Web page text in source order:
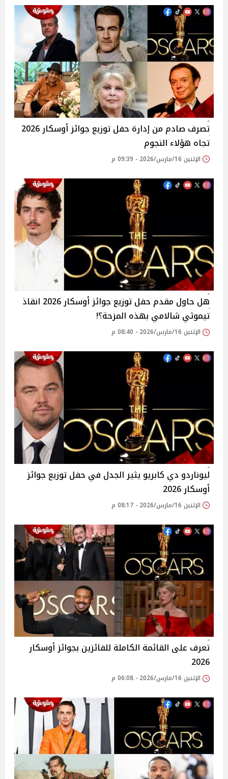
تصرف صادم من إدارة حفل توزيع جوائز أوسكار 2026
تجاه هؤلاء النجوم
الإثنين 16/مارس/2026 - 09:39 م
هل حاول مقدم حفل توزيع جوائز أوسكار 2026 انقاذ
تيموثي شالامي بهذه المزحة؟!
الإثنين 16/مارس/2026 - 08:40 م
ليوناردو دي كابريو يثير الجدل في حفل توزيع جوائز
أوسكار 2026
الإثنين 16/مارس/2026 - 08:17 م
تعرف على القائمة الكاملة للفائزين بجوائز أوسكار
2026
الإثنين 16/مارس/2026 - 06:08 م